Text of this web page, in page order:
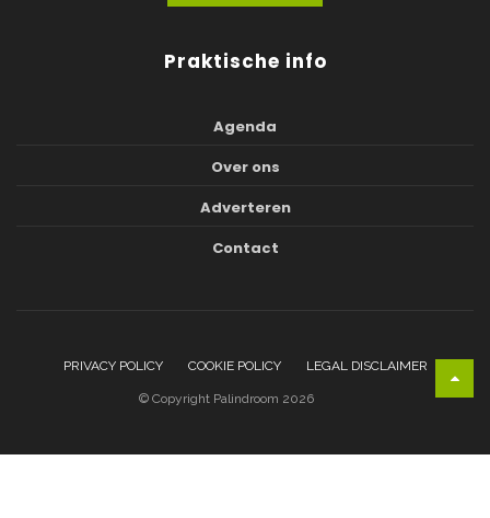
Praktische info
Agenda
Over ons
Adverteren
Contact
PRIVACY POLICY COOKIE POLICY LEGAL DISCLAIMER
© Copyright Palindroom 2026